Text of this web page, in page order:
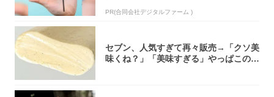
PR(合同会社デジタルファーム )
セブン、人気すぎて再々販売→「クソ美
味くね？」「美味すぎる」やっぱこのク